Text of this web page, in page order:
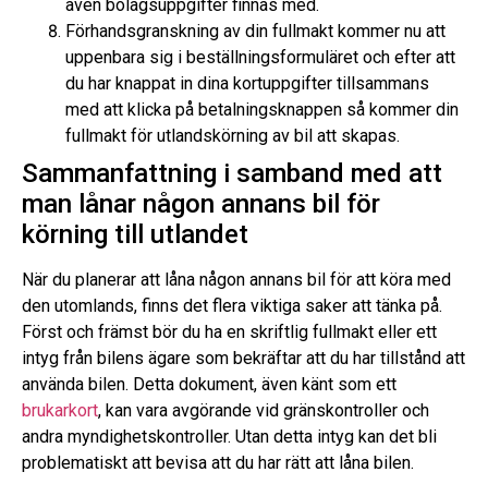
även bolagsuppgifter finnas med.
Förhandsgranskning av din fullmakt kommer nu att
uppenbara sig i beställningsformuläret och efter att
du har knappat in dina kortuppgifter tillsammans
med att klicka på betalningsknappen så kommer din
fullmakt för utlandskörning av bil att skapas.
Sammanfattning i samband med att
man lånar någon annans bil för
körning till utlandet
När du planerar att låna någon annans bil för att köra med
den utomlands, finns det flera viktiga saker att tänka på.
Först och främst bör du ha en skriftlig fullmakt eller ett
intyg från bilens ägare som bekräftar att du har tillstånd att
använda bilen. Detta dokument, även känt som ett
brukarkort, kan vara avgörande vid gränskontroller och
andra myndighetskontroller. Utan detta intyg kan det bli
problematiskt att bevisa att du har rätt att låna bilen.